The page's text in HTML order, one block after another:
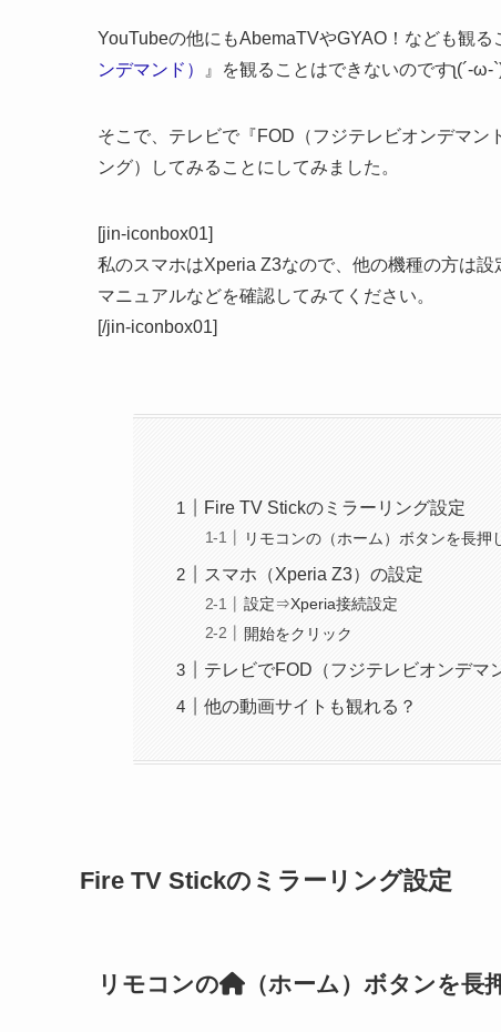
YouTubeの他にもAbemaTVやGYAO！なども観
ンデマンド）
』を観ることはできないのですʅ(´-ω-
そこで、テレビで『FOD（フジテレビオンデマン
ング）してみることにしてみました。
[jin-iconbox01]
私のスマホはXperia Z3なので、他の機種の方は設
マニュアルなどを確認してみてください。
[/jin-iconbox01]
Fire TV Stickのミラーリング設定
リモコンの（ホーム）ボタンを長押
スマホ（Xperia Z3）の設定
設定⇒Xperia接続設定
開始をクリック
テレビでFOD（フジテレビオンデマ
他の動画サイトも観れる？
Fire TV Stickのミラーリング設定
リモコンの （ホーム）ボタンを長